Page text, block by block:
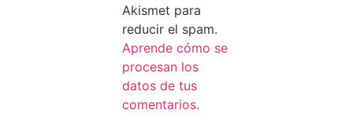
Akismet para
reducir el spam.
Aprende cómo se
procesan los
datos de tus
comentarios.